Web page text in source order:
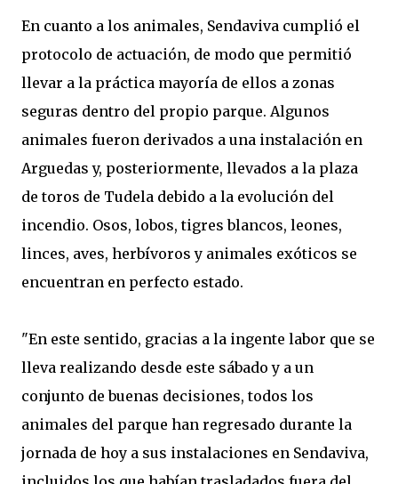
En cuanto a los animales, Sendaviva cumplió el
protocolo de actuación, de modo que permitió
llevar a la práctica mayoría de ellos a zonas
seguras dentro del propio parque. Algunos
animales fueron derivados a una instalación en
Arguedas y, posteriormente, llevados a la plaza
de toros de Tudela debido a la evolución del
incendio. Osos, lobos, tigres blancos, leones,
linces, aves, herbívoros y animales exóticos se
encuentran en perfecto estado.
"En este sentido, gracias a la ingente labor que se
lleva realizando desde este sábado y a un
conjunto de buenas decisiones, todos los
animales del parque han regresado durante la
jornada de hoy a sus instalaciones en Sendaviva,